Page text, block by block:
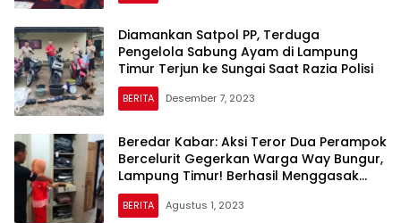
Diamankan Satpol PP, Terduga
Pengelola Sabung Ayam di Lampung
Timur Terjun ke Sungai Saat Razia Polisi
BERITA Desember 7, 2023
Beredar Kabar: Aksi Teror Dua Perampok
Bercelurit Gegerkan Warga Way Bungur,
Lampung Timur! Berhasil Menggasak
Puluhan Gram Emas!
BERITA Agustus 1, 2023